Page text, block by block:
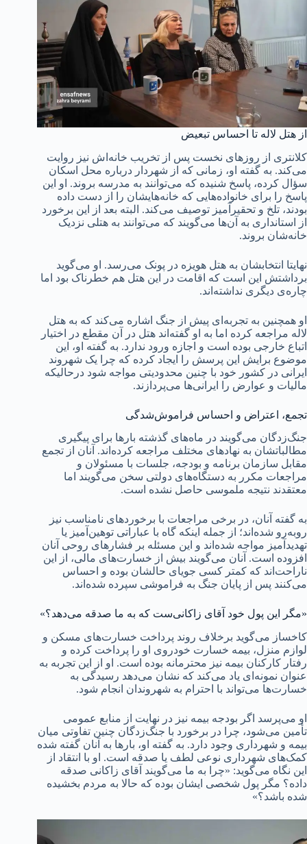
از هتل لاله تا احساس تبعیض
کلانتری از روزهای نخست پس از تخریب خانه‌اش نیز روایت
می‌کند. به گفته او، زمانی که از شهردار درباره محل اسکان
سؤال کرده، پاسخ شنیده که می‌توانند به مدرسه بروند. او این
پاسخ را برای خانواده‌هایی که خانه‌هایشان را از دست داده
بودند، تلخ و تحقیرآمیز توصیف می‌کند. البته بعد از این برخورد
از استانداری به آن‌ها می‌گویند که می‌توانند به هتلی نزدیک
خانه‌شان بروند.
نهایتا انتخابشان به هتل هویزه در پونک می‌رسد. او می‌گوید
برداشتش این است که اقامت در این هتل هم خطرناک بود اما
چاره‌ی دیگری نداشته‌اند.
او همچنین به تجربه‌ای پیش از جنگ اشاره می‌کند که به هتل
لاله مراجعه کرده اما به او گفته‌اند هتل در آن مقطع در اختیار
اتباع خارجی بوده است و اجازه ورود ندارد. به گفته او، این
موضوع برایش این پرسش را ایجاد کرده که چرا یک شهروند
ایرانی در کشور خود با چنین محدودیتی مواجه شود درحالیکه
مالیات و عوارض را ایرانی‌ها می‌پردازند.
تجمع، اعتراض و احساس فراموش‌شدگی
جنگ‌زدگان می‌گویند در ماه‌های گذشته بارها برای پیگیری
مطالباتشان به نهادهای مختلف مراجعه کرده‌اند. آنان از تجمع
مقابل سازمان برنامه و بودجه، جلسات با مسئولان و
مراجعات مکرر به دستگاه‌های دولتی سخن می‌گویند اما
معتقدند نتیجه ملموسی حاصل نشده است.
به گفته آنان، در برخی مراجعات با برخوردهای نامناسب نیز
روبه‌رو شده‌اند؛ از جمله اینکه گاه با عباراتی توهین‌آمیز یا
تهدیدآمیز مواجه شده‌اند و این مسئله بر فشارهای روحی آنان
افزوده است. آنان می‌گویند بیش از خسارت‌های مالی، از این
ناراحت‌اند که کمتر کسی جویای حالشان بوده و احساس
می‌کنند پس از پایان جنگ به فراموشی سپرده شده‌اند.
«مگر این پول خود آقای زاکانی‌ست که به ما صدقه می‌دهد؟»
کاخساز می‌گوید برخلاف روند پرداخت خسارت‌های مسکن و
لوازم منزل، بیمه خسارت خودروی او را پرداخت کرده و
رفتار کارکنان بیمه نیز محترمانه بوده است. او از این تجربه به
عنوان نمونه‌ای یاد می‌کند که نشان می‌دهد رسیدگی به
خسارت‌ها می‌تواند با احترام به شهروندان انجام شود.
او می‌پرسد اگر بودجه بیمه نیز در نهایت از منابع عمومی
تأمین می‌شود، چرا در برخورد با جنگ‌زدگان چنین تفاوتی میان
بیمه و شهرداری وجود دارد. به گفته او، بارها به آنان گفته شده
کمک‌های شهرداری نوعی لطف یا صدقه است. او با انتقاد از
این نگاه می‌گوید: «چرا به ما می‌گویند آقای زاکانی صدقه
داده؟ مگر پول شخصی ایشان بوده که حالا به مردم بخشیده
شده باشد؟»